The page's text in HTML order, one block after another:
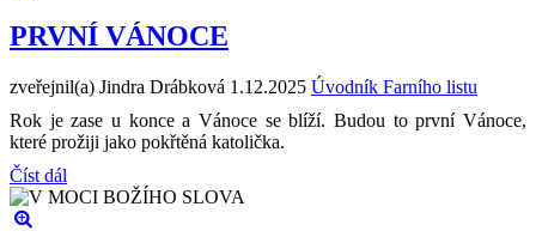
PRVNÍ VÁNOCE
zveřejnil(a) Jindra Drábková 1.12.2025 Úvodník Farního listu
Rok je zase u konce a Vánoce se blíží. Budou to první Vánoce,
které prožiji jako pokřtěná katolička.
Číst dál